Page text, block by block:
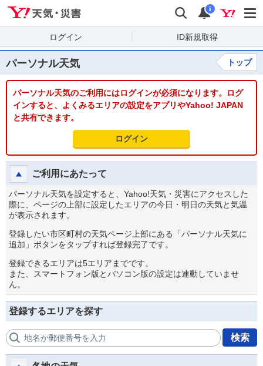
検索 通知
i
ログイン ID新規取得
パーソナル天気 トップ
パーソナル天気のご利用にはログインが必須になります。ログ
インすると、よくみるエリアの設定をアプリやYahoo! JAPAN
と共有できます。
ログイン
ご利用にあたって
パーソナル天気を設定すると、Yahoo!天気・災害にアクセスした
際に、ページの上部に設定したエリアの今日・明日の天気と気温
が表示されます。
登録したい市区町村の天気ページ上部にある「パーソナル天気に
追加」ボタンをタップすれば登録完了です。
登録できるエリアは5エリアまでです。
また、スマートフォン版とパソコン版の設定は連動していませ
ん。
登録するエリアを探す
地名か郵便番号を入力 検索